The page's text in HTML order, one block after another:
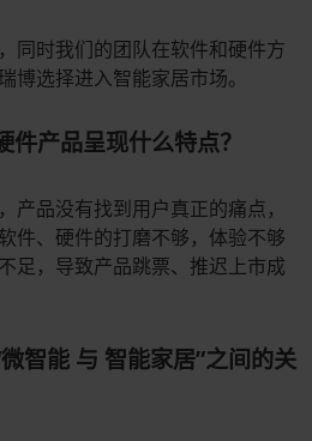
同时我们的团队在软件和硬件方
博选择进入智能家居市场。
产品呈现什么特点？
产品没有找到用户真正的痛点，
件、硬件的打磨不够，体验不够
足，导致产品跳票、推迟上市成
智能 与 智能家居”之间的关